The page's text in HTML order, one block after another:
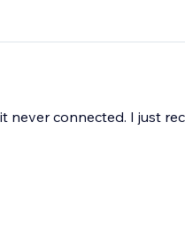
connected. I just